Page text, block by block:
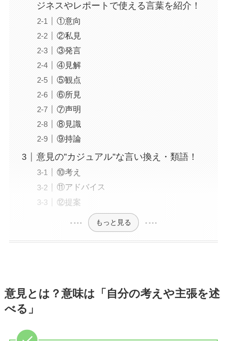
ジネスやレポートで使える言葉を紹介！
①意向
②私見
③発言
④見解
⑤観点
⑥所見
⑦声明
⑧見識
⑨持論
意見の”カジュアル”な言い換え・類語！
⑩考え
⑪アドバイス
⑫提案
もっと見る
意見とは？意味は「自分の考えや主張を述
べる」